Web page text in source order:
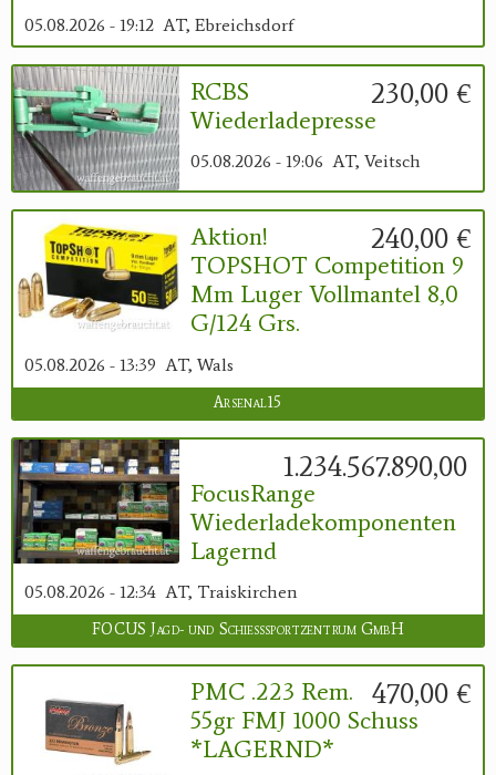
05.08.2026 - 19:12 AT, Ebreichsdorf
230,00 €
RCBS
Wiederladepresse
05.08.2026 - 19:06 AT, Veitsch
240,00 €
Aktion!
TOPSHOT Competition 9
Mm Luger Vollmantel 8,0
G/124 Grs.
05.08.2026 - 13:39 AT, Wals
Arsenal15
1.234.567.890,00 €
FocusRange
Wiederladekomponenten
Lagernd
05.08.2026 - 12:34 AT, Traiskirchen
FOCUS Jagd- und Schießsportzentrum GmbH
470,00 €
PMC .223 Rem.
55gr FMJ 1000 Schuss
*LAGERND*